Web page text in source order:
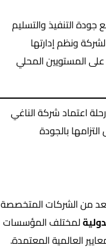
جودة التنفيذ والتسليم
ونظم إدارتها
المستويين المحلي
اعتماد شركة الناغي
بالجودة
من الشركات المتخصصة
لمختلف المؤسسات
العالمية المعتمدة.